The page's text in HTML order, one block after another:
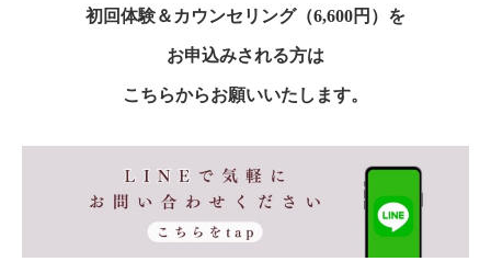
初回体験＆カウンセリング（6,600円）を
お申込みされる方は
こちらからお願いいたします。